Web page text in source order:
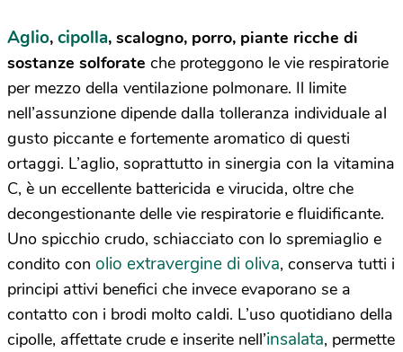
Aglio, cipolla, scalogno, porro, piante ricche di
sostanze solforate che proteggono le vie respiratorie
per mezzo della ventilazione polmonare. Il limite
nell’assunzione dipende dalla tolleranza individuale al
gusto piccante e fortemente aromatico di questi
ortaggi. L’aglio, soprattutto in sinergia con la vitamina
C, è un eccellente battericida e virucida, oltre che
decongestionante delle vie respiratorie e fluidificante.
Uno spicchio crudo, schiacciato con lo spremiaglio e
condito con olio extravergine di oliva, conserva tutti i
principi attivi benefici che invece evaporano se a
contatto con i brodi molto caldi. L’uso quotidiano della
cipolle, affettate crude e inserite nell’insalata, permette